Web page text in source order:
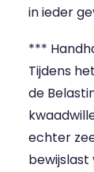
in ieder
***
Tijdens
de
echter
bewijslast